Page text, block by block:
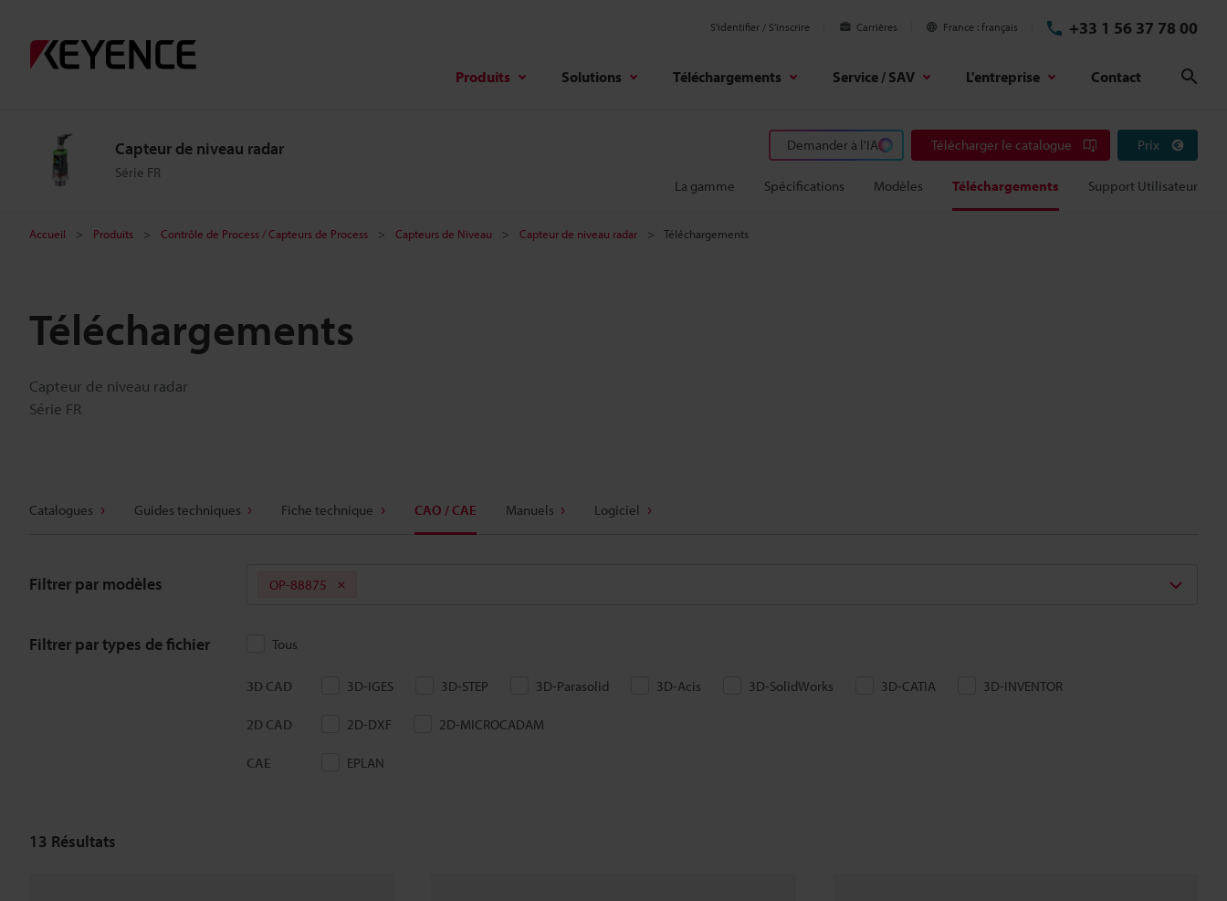
S'identifier / S’inscrire Carrières France français +33 1 56 37 78 00
Produits Solutions Téléchargements Service / SAV L'entreprise Contact
Capteur de niveau radar
Série FR
Demander à l'IA Télécharger le catalogue Prix
La gamme Spécifications Modèles Téléchargements Support Utilisateur
Accueil Produits Contrôle de Process / Capteurs de Process Capteurs de Niveau Capteur de niveau radar Téléchargements
Téléchargements
Capteur de niveau radar
Série FR
Catalogues Guides techniques Fiche technique CAO / CAE Manuels Logiciel
Filtrer par modèles OP-88875
Filtrer par types de fichier Tous
3D CAD 3D-IGES 3D-STEP 3D-Parasolid 3D-Acis 3D-SolidWorks 3D-CATIA 3D-INVENTOR
2D CAD 2D-DXF 2D-MICROCADAM
CAE EPLAN
13 Résultats